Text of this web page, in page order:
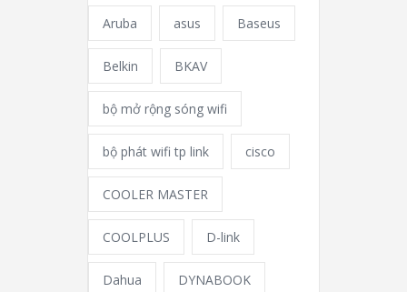
Aruba asus Baseus
Belkin BKAV
bộ mở rộng sóng wifi
bộ phát wifi tp link cisco
COOLER MASTER
COOLPLUS D-link
Dahua DYNABOOK